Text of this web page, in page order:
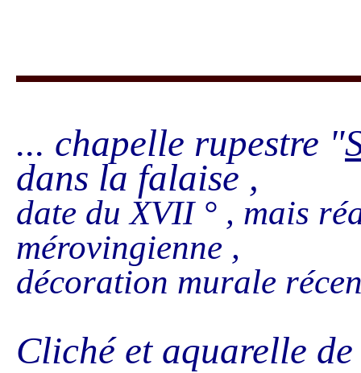
... chapelle rupestre "
dans la falaise ,
date du XVII ° , mais
mérovingienne ,
décoration murale
Cliché et aquarelle